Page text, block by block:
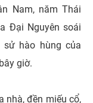
Nam, năm Thái
Đại Nguyên soái
hào hùng của
giờ.
nhà, đền miếu cổ,